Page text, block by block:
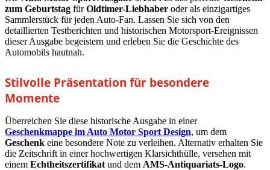
zum Geburtstag fürOldtimer-Liebhaber oder als einzigartiges
Sammlerstück für jeden Auto-Fan. Lassen Sie sich von den
detaillierten Testberichten und historischen Motorsport-Ereignissen
dieser Ausgabe begeistern und erleben Sie die Geschichte des
Automobils hautnah.
Stilvolle Präsentation für besondere
Momente
Überreichen Sie diese historische Ausgabe in einer
Geschenkmappe im Auto Motor Sport Design, um dem
Geschenk eine besondere Note zu verleihen. Alternativ erhalten Sie
die Zeitschrift in einer hochwertigen Klarsichthülle, versehen mit
einem Echtheitszertifikat und dem AMS-Antiquariats-Logo.